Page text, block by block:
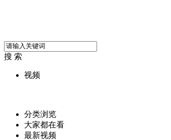
搜 索
视频
分类浏览
大家都在看
最新视频